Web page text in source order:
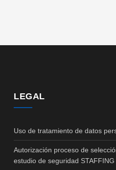
LEGAL
Uso de tratamiento de datos
Autorización proceso de
estudio de seguridad STAFFING